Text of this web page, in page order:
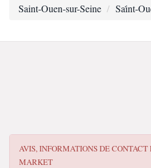
Saint-Ouen-sur-Seine Sai̇nt-
AVIS, INFORMATIONS DE CONTACT
MARKET